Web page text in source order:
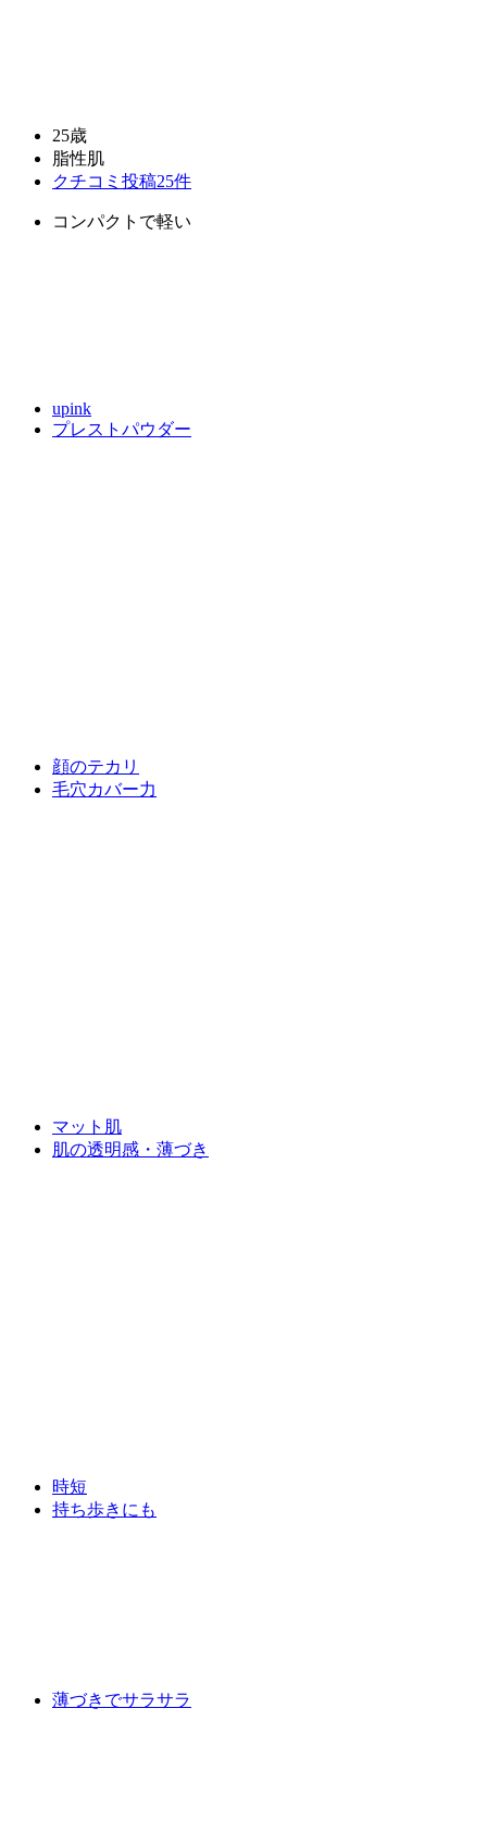
25歳
脂性肌
クチコミ投稿25件
コンパクトで軽い
upink
プレストパウダー
顔のテカリ
毛穴カバー力
マット肌
肌の透明感・薄づき
時短
持ち歩きにも
薄づきでサラサラ